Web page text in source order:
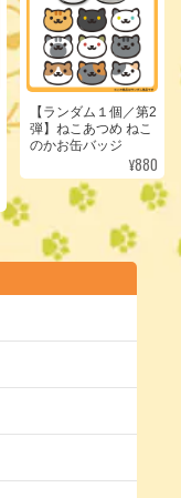
【ランダム１個／第2
弾】ねこあつめ ねこ
のかお缶バッジ
¥880